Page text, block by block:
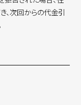
、次回からの代金引